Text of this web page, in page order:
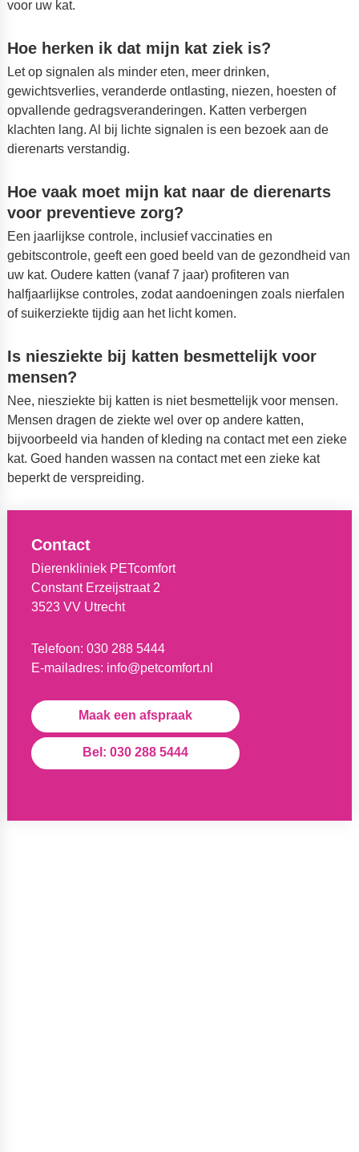
voor uw kat.
Hoe herken ik dat mijn kat ziek is?
Let op signalen als minder eten, meer drinken,
gewichtsverlies, veranderde ontlasting, niezen, hoesten of
opvallende gedragsveranderingen. Katten verbergen
klachten lang. Al bij lichte signalen is een bezoek aan de
dierenarts verstandig.
Hoe vaak moet mijn kat naar de dierenarts
voor preventieve zorg?
Een jaarlijkse controle, inclusief vaccinaties en
gebitscontrole, geeft een goed beeld van de gezondheid van
uw kat. Oudere katten (vanaf 7 jaar) profiteren van
halfjaarlijkse controles, zodat aandoeningen zoals nierfalen
of suikerziekte tijdig aan het licht komen.
Is niesziekte bij katten besmettelijk voor
mensen?
Nee, niesziekte bij katten is niet besmettelijk voor mensen.
Mensen dragen de ziekte wel over op andere katten,
bijvoorbeeld via handen of kleding na contact met een zieke
kat. Goed handen wassen na contact met een zieke kat
beperkt de verspreiding.
Contact
Dierenkliniek PETcomfort
Constant Erzeijstraat 2
3523 VV Utrecht
Telefoon: 030 288 5444
E-mailadres: info@petcomfort.nl
Maak een afspraak
Bel: 030 288 5444